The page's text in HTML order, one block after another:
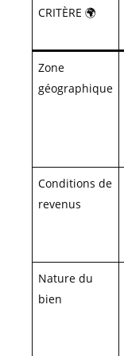
CRITÈRE 🌍
Zone
géographique
Conditions de
revenus
Nature du
bien